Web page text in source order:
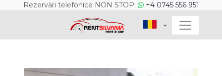
Rezervări telefonice NON STOP: +4 0745 556 951